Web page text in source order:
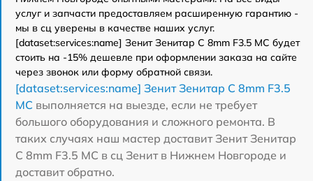
услуг и запчасти предоставляем расширенную гарантию -
мы в сц уверены в качестве наших услуг.
[dataset:services:name] Зенит Зенитар C 8mm F3.5 МС будет
стоить на -15% дешевле при оформлении заказа на сайте
через звонок или форму обратной связи.
[dataset:services:name] Зенит Зенитар C 8mm F3.5
МС выполняется на выезде, если не требует
большого оборудования и сложного ремонта. В
таких случаях наш мастер доставит Зенит Зенитар
C 8mm F3.5 МС в сц Зенит в Нижнем Новгороде и
доставит обратно.